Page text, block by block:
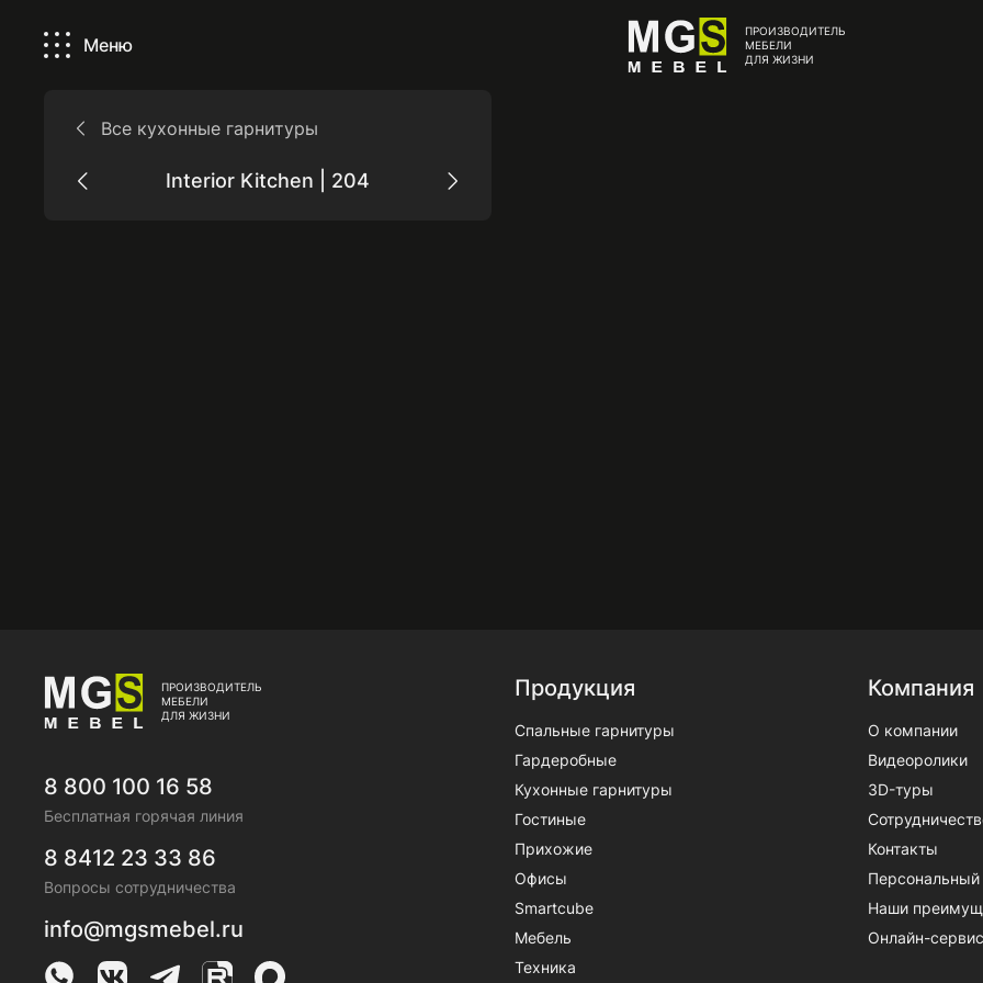
Меню
ПРОИЗВОДИТЕЛЬ
МЕБЕЛИ
ДЛЯ ЖИЗНИ
Все кухонные гарнитуры
Предыдущий интерьерInterior Kitchen | 204 Следующий интерьер
ПРОИЗВОДИТЕЛЬ
МЕБЕЛИ
ДЛЯ ЖИЗНИ
8 800 100 16 58
Бесплатная горячая линия
8 8412 23 33 86
Вопросы сотрудничества
info@mgsmebel.ru
MGS Mebel в Whatsapp
MGS Mebel в VK
MGS Mebel в Telegram
MGS Mebel на Rutube
MGS Mebel на MAX
Продукция
Спальные гарнитуры
Гардеробные
Кухонные гарнитуры
Гостиные
Прихожие
Офисы
Smartcube
Мебель
Техника
Компания
О компании
Видеоролики
3D-туры
Контакты
Персональный
Наши
Онлайн-